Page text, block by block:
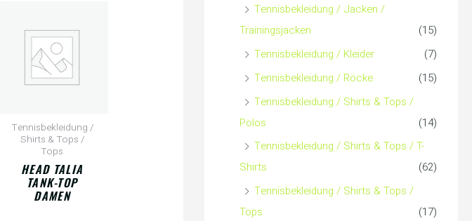
Tennisbekleidung /
Shirts & Tops /
Tops
HEAD TALIA
TANK-TOP
DAMEN
Tennisbekleidung / Jacken /
Trainingsjacken
(15)
Tennisbekleidung / Kleider
(7)
Tennisbekleidung / Röcke
(15)
Tennisbekleidung / Shirts & Tops /
Polos
(14)
Tennisbekleidung / Shirts & Tops / T-
Shirts
(62)
Tennisbekleidung / Shirts & Tops /
Tops
(17)